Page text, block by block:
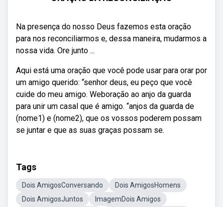
Na presença do nosso Deus fazemos esta oração
para nos reconciliarmos e, dessa maneira, mudarmos a
nossa vida. Ore junto ...
Aqui está uma oração que você pode usar para orar por
um amigo querido: “senhor deus, eu peço que você
cuide do meu amigo. Weboração ao anjo da guarda
para unir um casal que é amigo. “anjos da guarda de
(nome1) e (nome2), que os vossos poderem possam
se juntar e que as suas graças possam se.
Tags
Dois AmigosConversando
Dois AmigosHomens
Dois AmigosJuntos
ImagemDois Amigos